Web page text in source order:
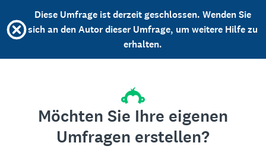
Diese Umfrage ist derzeit geschlossen. Wenden Sie
sich an den Autor dieser Umfrage, um weitere Hilfe zu
erhalten.
Möchten Sie Ihre eigenen
Umfragen erstellen?